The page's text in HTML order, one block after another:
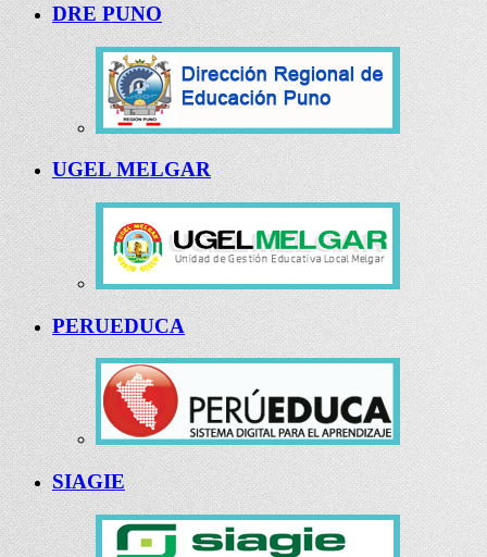
DRE PUNO
UGEL MELGAR
PERUEDUCA
SIAGIE